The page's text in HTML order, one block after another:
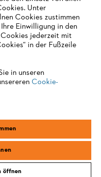
Informationen
64807 Dieburg
NICHT
empfehlen wir Ihnen, zu
Chrome
Unter
Cookies zustimmen
Einwilligung in den
jederzeit mit
in der Fußzeile
in unseren
Cookie-
öffnen